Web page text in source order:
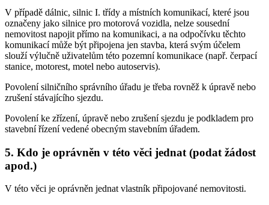
V případě dálnic, silnic I. třídy a místních komunikací, které jsou
označeny jako silnice pro motorová vozidla, nelze sousední
nemovitost napojit přímo na komunikaci, a na odpočívku těchto
komunikací může být připojena jen stavba, která svým účelem
slouží výlučně uživatelům této pozemní komunikace (např. čerpací
stanice, motorest, motel nebo autoservis).
Povolení silničního správního úřadu je třeba rovněž k úpravě nebo
zrušení stávajícího sjezdu.
Povolení ke zřízení, úpravě nebo zrušení sjezdu je podkladem pro
stavební řízení vedené obecným stavebním úřadem.
5. Kdo je oprávněn v této věci jednat (podat žádost
apod.)
V této věci je oprávněn jednat vlastník připojované nemovitosti.